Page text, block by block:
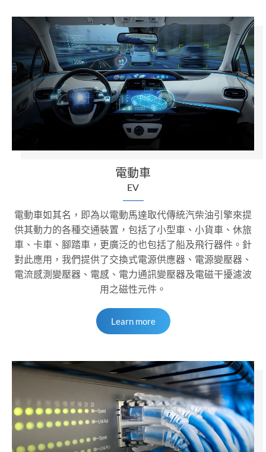
電動車
EV
電動車如其名，即為以電動馬達取代傳統汽柴油引擎來提
供其動力的各種交通裝置，包括了小型車、小貨車、休旅
車、卡車、腳踏車，更廣泛的也包括了船及飛行器件。針
對此應用，我們提供了交換式電源供應器、電源變壓器、
電流感測變壓器、電感、電力通訊變壓器及電磁干擾濾波
用之磁性元件。
Learn more